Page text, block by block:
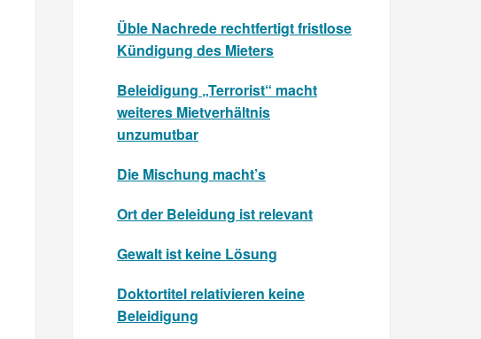
Üble Nachrede rechtfertigt fristlose
Kündigung des Mieters
Beleidigung „Terrorist“ macht
weiteres Mietverhältnis
unzumutbar
Die Mischung macht’s
Ort der Beleidung ist relevant
Gewalt ist keine Lösung
Doktortitel relativieren keine
Beleidigung